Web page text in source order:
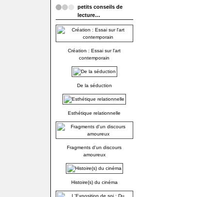
petits conseils de
lecture…
Création : Essai sur l'art
contemporain
De la séduction
Esthétique relationnelle
Fragments d'un discours
amoureux
Histoire(s) du cinéma